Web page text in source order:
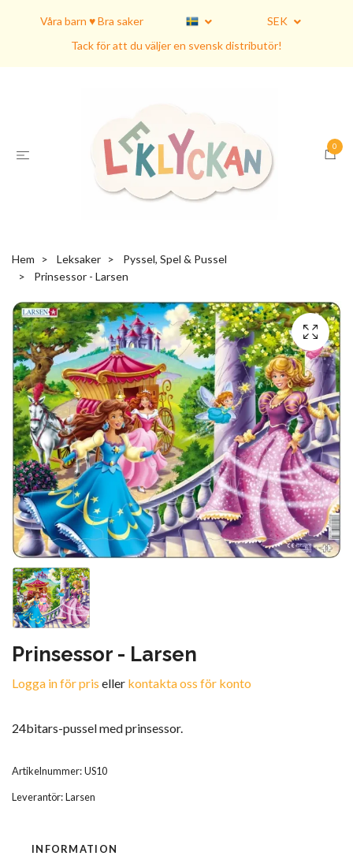
Våra barn ♥ Bra saker
SEK
Tack för att du väljer en svensk distributör!
0
Hem Leksaker
Pyssel, Spel & Pussel
Prinsessor - Larsen
Prinsessor - Larsen
Logga in för pris eller kontakta oss för konto
24bitars-pussel med prinsessor.
Artikelnummer:US10
Leverantör:Larsen
INFORMATION